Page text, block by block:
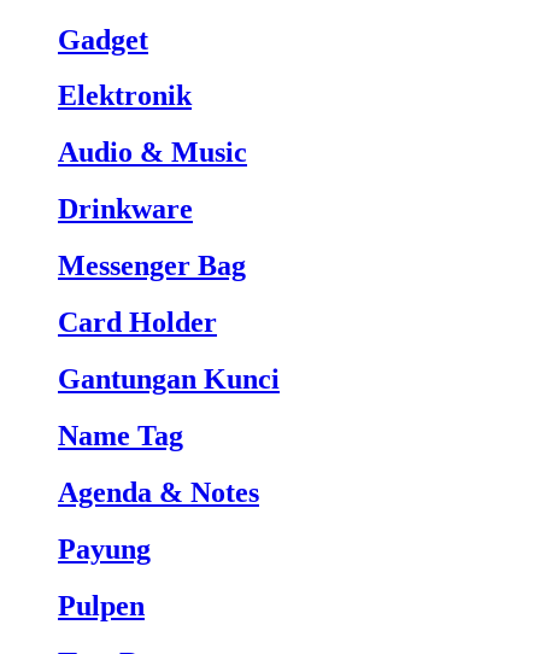
Gadget
Elektronik
Audio & Music
Drinkware
Messenger Bag
Card Holder
Gantungan Kunci
Name Tag
Agenda & Notes
Payung
Pulpen